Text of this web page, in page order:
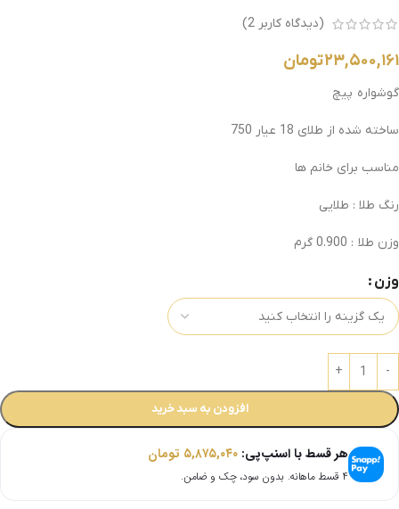
(دیدگاه کاربر 2
)
۲۳,۵۰۰,۱۶۱تومان
گوشواره پیچ
ساخته شده از طلای 18 عیار 750
مناسب برای خانم ها
رنگ طلا : طلایی
وزن طلا : 0.900 گرم
وزن
افزودن به سبد خرید
هر قسط با اسنپ‌پی: ۵,۸۷۵,۰۴۰ تومان
۴ قسط ماهانه. بدون سود، چک و ضامن.